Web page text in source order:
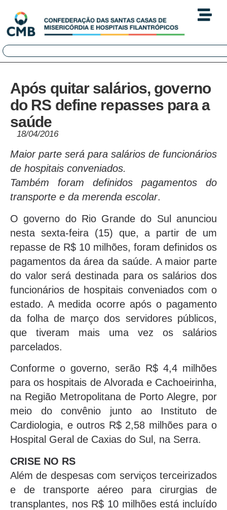
Após quitar salários, governo
do RS define repasses para a
saúde
18/04/2016
Maior parte será para salários de funcionários
de hospitais conveniados.
Também foram definidos pagamentos do
transporte e da merenda escolar.
O governo do Rio Grande do Sul anunciou
nesta sexta-feira (15) que, a partir de um
repasse de R$ 10 milhões, foram definidos os
pagamentos da área da saúde. A maior parte
do valor será destinada para os salários dos
funcionários de hospitais conveniados com o
estado. A medida ocorre após o pagamento
da folha de março dos servidores públicos,
que tiveram mais uma vez os salários
parcelados.
Conforme o governo, serão R$ 4,4 milhões
para os hospitais de Alvorada e Cachoeirinha,
na Região Metropolitana de Porto Alegre, por
meio do convênio junto ao Instituto de
Cardiologia, e outros R$ 2,58 milhões para o
Hospital Geral de Caxias do Sul, na Serra.
CRISE NO RS
Além de despesas com serviços terceirizados
e de transporte aéreo para cirurgias de
transplantes, nos R$ 10 milhões está incluído